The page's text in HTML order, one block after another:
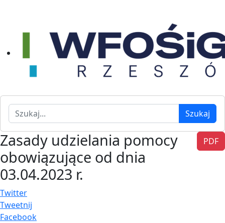
Szukaj Szukaj
PDF
Zasady udzielania pomocy
obowiązujące od dnia
03.04.2023 r.
Twitter
Tweetnij
Facebook